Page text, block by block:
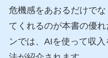
危機感をあおるだけで
てくれるのが本書の優
ンでは、AIを使って収